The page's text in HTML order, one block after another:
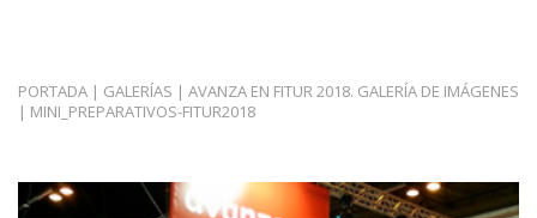
PORTADA | GALERÍAS | AVANZA EN FITUR 2018. GALERÍA DE IMÁGENES
| MINI_PREPARATIVOS-FITUR2018